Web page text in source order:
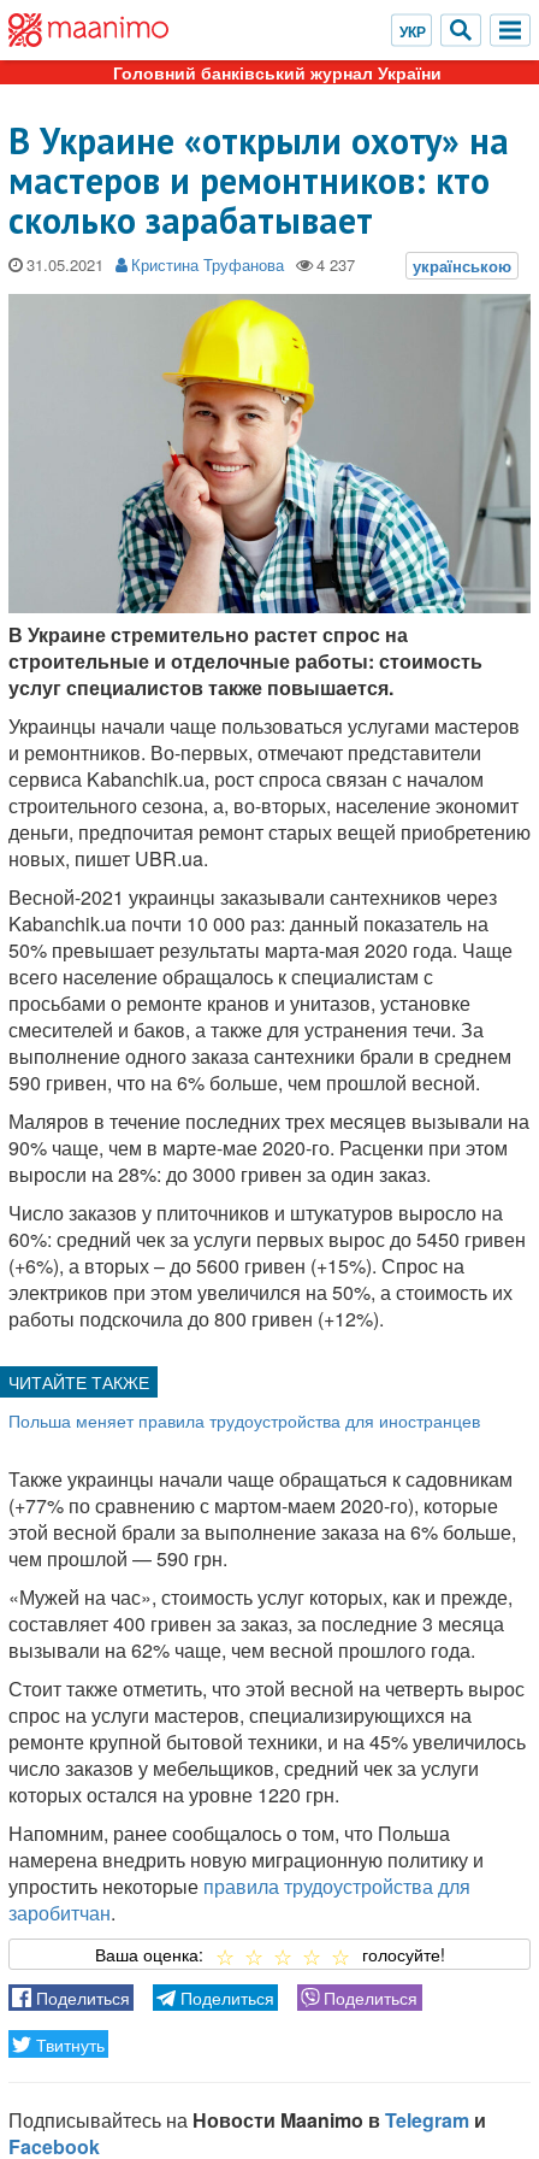
Головний банківський журнал України
В Украине «открыли охоту» на
мастеров и ремонтников: кто
сколько зарабатывает
31.05.2021 Кристина Труфанова
В Украине стремительно растет спрос на
строительные и отделочные работы: стоимость
услуг специалистов также повышается.
Украинцы начали чаще пользоваться услугами мастеров
и ремонтников. Во-первых, отмечают представители
сервиса Kabanchik.ua, рост спроса связан с началом
строительного сезона, а, во-вторых, население экономит
деньги, предпочитая ремонт старых вещей приобретению
новых, пишет UBR.ua.
Весной-2021 украинцы заказывали сантехников через
Kabanchik.ua почти 10 000 раз: данный показатель на
50% превышает результаты марта-мая 2020 года. Чаще
всего население обращалось к специалистам с
просьбами о ремонте кранов и унитазов, установке
смесителей и баков, а также для устранения течи. За
выполнение одного заказа сантехники брали в среднем
590 гривен, что на 6% больше, чем прошлой весной.
Маляров в течение последних трех месяцев вызывали на
90% чаще, чем в марте-мае 2020-го. Расценки при этом
выросли на 28%: до 3000 гривен за один заказ.
Число заказов у плиточников и штукатуров выросло на
60%: средний чек за услуги первых вырос до 5450 гривен
(+6%), а вторых – до 5600 гривен (+15%). Спрос на
электриков при этом увеличился на 50%, а стоимость их
работы подскочила до 800 гривен (+12%).
Польша меняет правила трудоустройства для иностранцев
Также украинцы начали чаще обращаться к садовникам
(+77% по сравнению с мартом-маем 2020-го), которые
этой весной брали за выполнение заказа на 6% больше,
чем прошлой — 590 грн.
«Мужей на час», стоимость услуг которых, как и прежде,
составляет 400 гривен за заказ, за последние 3 месяца
вызывали на 62% чаще, чем весной прошлого года.
Стоит также отметить, что этой весной на четверть вырос
спрос на услуги мастеров, специализирующихся на
ремонте крупной бытовой техники, и на 45% увеличилось
число заказов у мебельщиков, средний чек за услуги
которых остался на уровне 1220 грн.
Напомним, ранее сообщалось о том, что Польша
намерена внедрить новую миграционную политику и
упростить некоторые правила трудоустройства для
заробитчан.